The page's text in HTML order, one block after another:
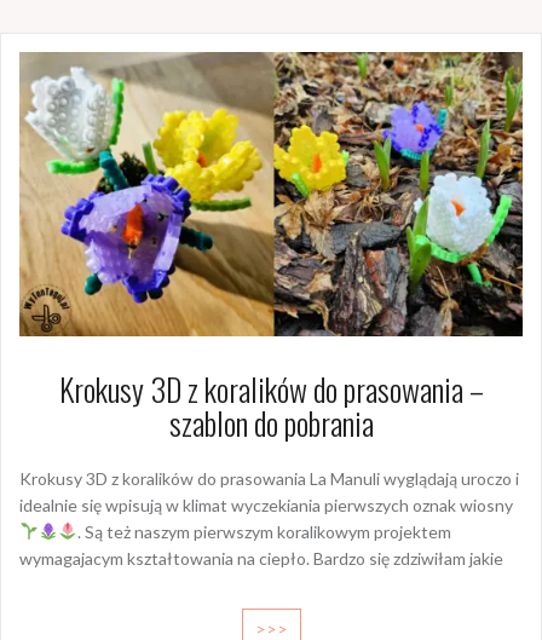
Krokusy 3D z koralików do prasowania –
szablon do pobrania
Krokusy 3D z koralików do prasowania La Manuli wyglądają uroczo i
idealnie się wpisują w klimat wyczekiania pierwszych oznak wiosny
. Są też naszym pierwszym koralikowym projektem
wymagajacym kształtowania na ciepło. Bardzo się zdziwiłam jakie
>>>